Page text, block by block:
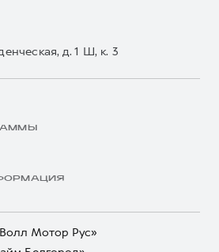
д. 1 Ш, к. 3
Мотор Рус»